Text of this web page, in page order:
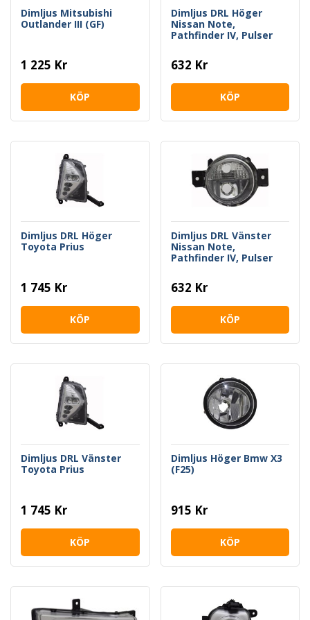
Dimljus Mitsubishi
Outlander III (GF)
1 225 Kr
KÖP
Dimljus DRL Höger
Nissan Note,
Pathfinder IV, Pulser
632 Kr
KÖP
Dimljus DRL Höger
Toyota Prius
1 745 Kr
KÖP
Dimljus DRL Vänster
Nissan Note,
Pathfinder IV, Pulser
632 Kr
KÖP
Dimljus DRL Vänster
Toyota Prius
1 745 Kr
KÖP
Dimljus Höger Bmw X3
(F25)
915 Kr
KÖP